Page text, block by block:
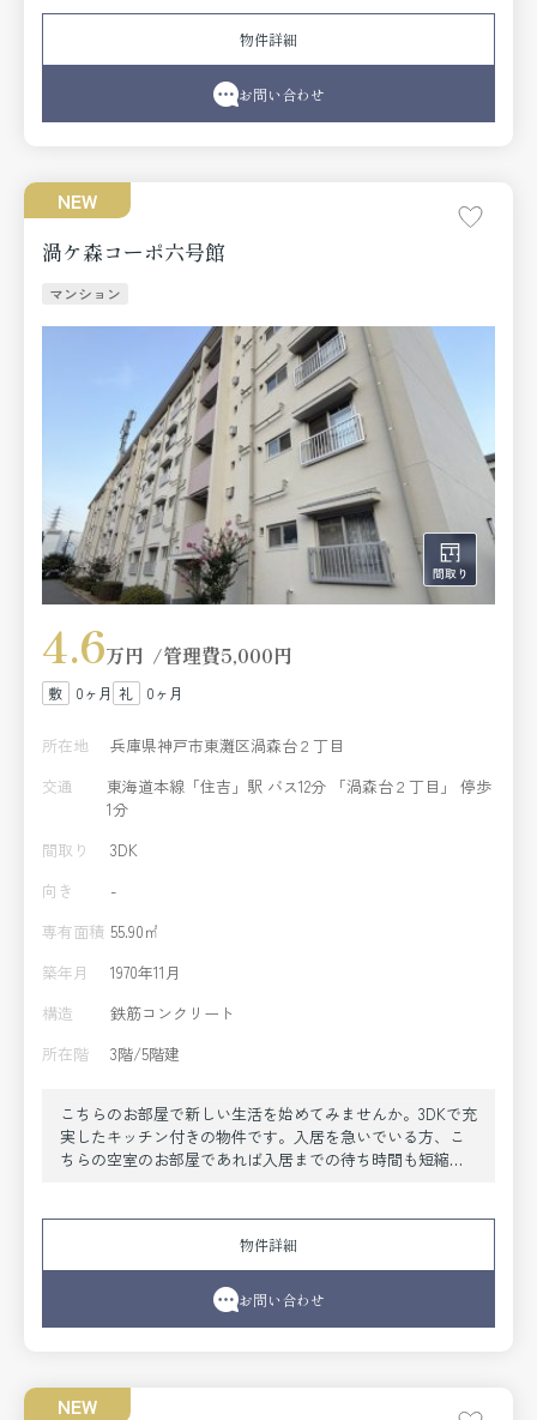
ましょう。当社スタッフが全力でサポート致します。
物件詳細
お問い合わせ
NEW
渦ケ森コーポ六号館
マンション
4.6万円 管理費5,000円
0ヶ月 0ヶ月
所在地
兵庫県神戸市東灘区渦森台２丁目
交通
東海道本線「住吉」駅 バス12分 「渦森台２丁目」 停歩
1分
間取り
3DK
向き
-
専有面積 55.90㎡
築年月
1970年11月
構造
鉄筋コンクリート
所在階
3階/5階建
こちらのお部屋で新しい生活を始めてみませんか。3DKで充
実したキッチン付きの物件です。入居を急いでいる方、こ
ちらの空室のお部屋であれば入居までの待ち時間も短縮で
な暮らしを当社のスタッフが全力でサポート致します。東
海道本線住吉付近の情報も満載です。
物件詳細
お問い合わせ
NEW